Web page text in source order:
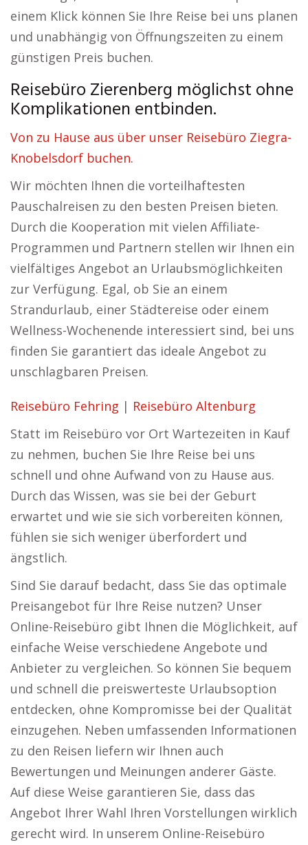
einem Klick können Sie Ihre Reise bei uns planen
und unabhängig von Öffnungszeiten zu einem
günstigen Preis buchen.
Reisebüro Zierenberg möglichst ohne
Komplikationen entbinden.
Von zu Hause aus über unser Reisebüro Ziegra-
Knobelsdorf buchen.
Wir möchten Ihnen die vorteilhaftesten
Pauschalreisen zu den besten Preisen bieten.
Durch die Kooperation mit vielen Affiliate-
Programmen und Partnern stellen wir Ihnen ein
vielfältiges Angebot an Urlaubsmöglichkeiten
zur Verfügung. Egal, ob Sie an einem
Strandurlaub, einer Städtereise oder einem
Wellness-Wochenende interessiert sind, bei uns
finden Sie garantiert das ideale Angebot zu
unschlagbaren Preisen.
Reisebüro Fehring | Reisebüro Altenburg
Statt im Reisebüro vor Ort Wartezeiten in Kauf
zu nehmen, buchen Sie Ihre Reise bei uns
schnell und ohne Aufwand von zu Hause aus.
Durch das Wissen, was sie bei der Geburt
erwartet und wie sie sich vorbereiten können,
fühlen sie sich weniger überfordert und
ängstlich.
Sind Sie darauf bedacht, dass Sie das optimale
Preisangebot für Ihre Reise nutzen? Unser
Online-Reisebüro gibt Ihnen die Möglichkeit, auf
einfache Weise verschiedene Angebote und
Anbieter zu vergleichen. So können Sie bequem
und schnell die preiswerteste Urlaubsoption
entdecken, ohne Kompromisse bei der Qualität
einzugehen. Neben umfassenden Informationen
zu den Reisen liefern wir Ihnen auch
Bewertungen und Meinungen anderer Gäste.
Auf diese Weise garantieren Sie, dass das
Angebot Ihrer Wahl Ihren Vorstellungen wirklich
gerecht wird. In unserem Online-Reisebüro